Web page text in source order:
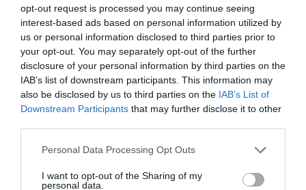
opt-out request is processed you may continue seeing
interest-based ads based on personal information utilized by
us or personal information disclosed to third parties prior to
your opt-out. You may separately opt-out of the further
disclosure of your personal information by third parties on the
IAB’s list of downstream participants. This information may
also be disclosed by us to third parties on the IAB’s List of
Downstream Participants that may further disclose it to other
Please note that this website/app uses one or more Google
not limited to your visit or usage behaviour. You may click to
Personal Data Processing Opt Outs
I want to opt-out of the Sharing of my
personal data.
Ακολουθήστε τοpronews.grστο
Google News και μάθετε πρώτοι όλες
τις ειδήσεις
TAGS: ΝΑΤΟ ΠΥΡΗΝΙΚΑ ΡΩΣΙΑ
Δείτε μας ζωντανά στο YouTube